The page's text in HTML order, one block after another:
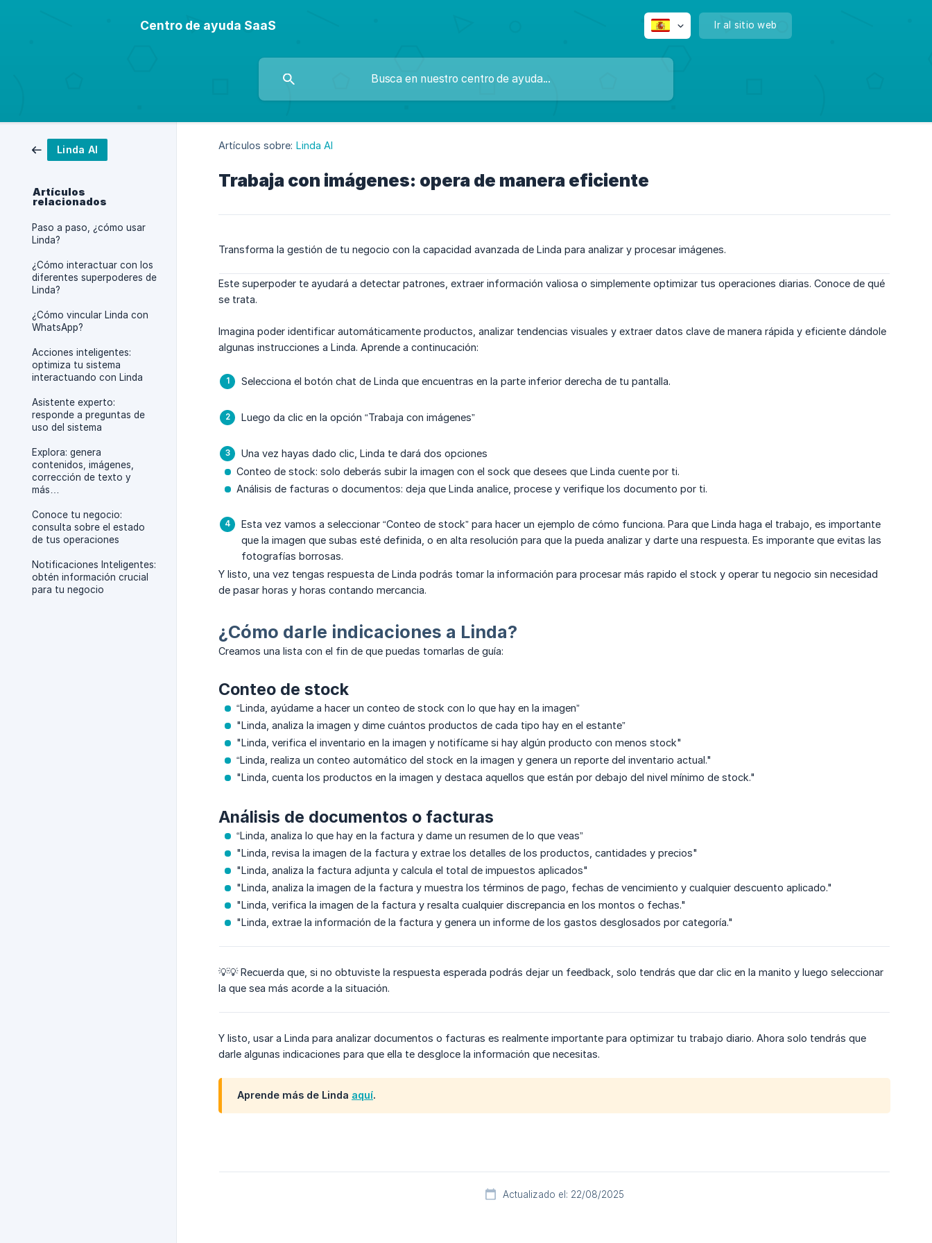
Centro de ayuda SaaS Ir al sitio web
Linda AI
Artículos
relacionados
Paso a paso, ¿cómo usar
Linda?
¿Cómo interactuar con los
diferentes superpoderes de
Linda?
¿Cómo vincular Linda con
WhatsApp?
Acciones inteligentes:
optimiza tu sistema
interactuando con Linda
Asistente experto:
responde a preguntas de
uso del sistema
Explora: genera
contenidos, imágenes,
corrección de texto y
más…
Conoce tu negocio:
consulta sobre el estado
de tus operaciones
Notificaciones Inteligentes:
obtén información crucial
para tu negocio
Artículos sobre: Linda AI
Trabaja con imágenes: opera de manera eficiente
Transforma la gestión de tu negocio con la capacidad avanzada de Linda para analizar y procesar imágenes.
Este superpoder te ayudará a detectar patrones, extraer información valiosa o simplemente optimizar tus operaciones diarias. Conoce de qué
se trata.
Imagina poder identificar automáticamente productos, analizar tendencias visuales y extraer datos clave de manera rápida y eficiente dándole
algunas instrucciones a Linda. Aprende a continucación:
Selecciona el botón chat de Linda que encuentras en la parte inferior derecha de tu pantalla.
Luego da clic en la opción “Trabaja con imágenes”
Una vez hayas dado clic, Linda te dará dos opciones
Conteo de stock: solo deberás subir la imagen con el sock que desees que Linda cuente por ti.
Análisis de facturas o documentos: deja que Linda analice, procese y verifique los documento por ti.
Esta vez vamos a seleccionar “Conteo de stock” para hacer un ejemplo de cómo funciona. Para que Linda haga el trabajo, es importante
que la imagen que subas esté definida, o en alta resolución para que la pueda analizar y darte una respuesta. Es imporante que evitas las
fotografías borrosas.
Y listo, una vez tengas respuesta de Linda podrás tomar la información para procesar más rapido el stock y operar tu negocio sin necesidad
de pasar horas y horas contando mercancia.
¿Cómo darle indicaciones a Linda?
Creamos una lista con el fin de que puedas tomarlas de guía:
Conteo de stock
“Linda, ayúdame a hacer un conteo de stock con lo que hay en la imagen”
"Linda, analiza la imagen y dime cuántos productos de cada tipo hay en el estante”
"Linda, verifica el inventario en la imagen y notifícame si hay algún producto con menos stock"
“Linda, realiza un conteo automático del stock en la imagen y genera un reporte del inventario actual."
"Linda, cuenta los productos en la imagen y destaca aquellos que están por debajo del nivel mínimo de stock."
Análisis de documentos o facturas
“Linda, analiza lo que hay en la factura y dame un resumen de lo que veas”
"Linda, revisa la imagen de la factura y extrae los detalles de los productos, cantidades y precios"
"Linda, analiza la factura adjunta y calcula el total de impuestos aplicados"
"Linda, analiza la imagen de la factura y muestra los términos de pago, fechas de vencimiento y cualquier descuento aplicado."
"Linda, verifica la imagen de la factura y resalta cualquier discrepancia en los montos o fechas."
"Linda, extrae la información de la factura y genera un informe de los gastos desglosados por categoría."
💡💡 Recuerda que, si no obtuviste la respuesta esperada podrás dejar un feedback, solo tendrás que dar clic en la manito y luego seleccionar
la que sea más acorde a la situación.
Y listo, usar a Linda para analizar documentos o facturas es realmente importante para optimizar tu trabajo diario. Ahora solo tendrás que
darle algunas indicaciones para que ella te desgloce la información que necesitas.
Aprende más de Linda aquí.
Actualizado el: 22/08/2025